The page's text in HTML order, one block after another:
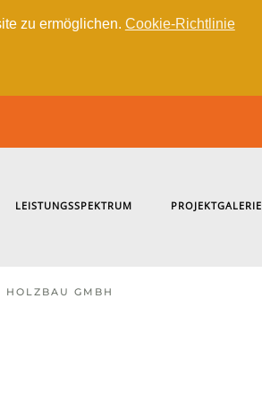
zu ermöglichen. Cookie-Richtlinie
LEISTUNGSSPEKTRUM PROJEKTGALERIE
HOLZBAU GMBH